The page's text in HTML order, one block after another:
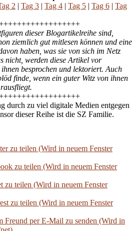
2 | Tag 3 | Tag 4 | Tag 5 | Tag 6 | Tag
dieser Blogartikelreihe sind,
ziemlich gut mitlesen können und eine
haben, was sie von sich im Netz
nicht, werden diese Artikel vor
besprochen und lektoriert. Auch
finde, wenn ein guter Witz von ihnen
durch zu viel digitale Medien entgegen
dieser Reihe ist die SZ Familie.
zu teilen (Wird in neuem Fenster
zu teilen (Wird in neuem Fenster
zu teilen (Wird in neuem Fenster
zu teilen (Wird in neuem Fenster
Freund per E-Mail zu senden (Wird in